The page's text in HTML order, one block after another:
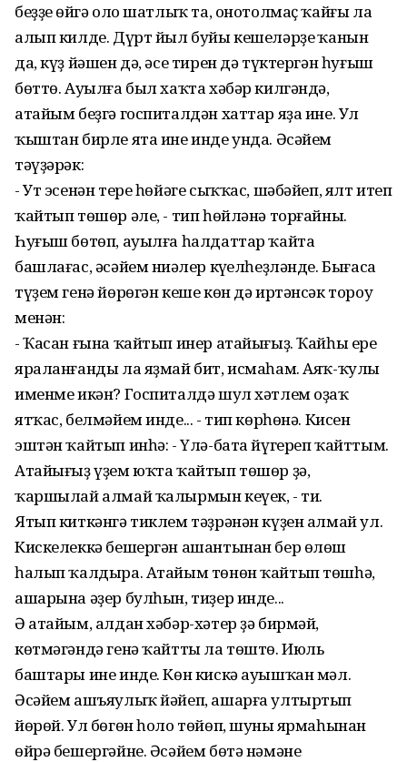
беҙҙең өйгә оло шатлыҡ та, онотолмаҫ ҡайғы ла
алып килде. Дүрт йыл буйы кешеләрҙең ҡанын
да, күҙ йәшен дә, әсе тирен дә түктергән һуғыш
бөттө. Ауылға был хаҡта хәбәр килгәндә,
атайым беҙгә госпиталдән хаттар яҙа ине. Ул
ҡыштан бирле ята ине инде унда. Әсәйем
тәүҙәрәк:
- Ут эсенән тере һөйәге сыҡҡас, шәбәйеп, ялт итеп
ҡайтып төшөр әле, - тип һөйләнә торғайны.
Һуғыш бөтөп, ауылға һалдаттар ҡайта
башлағас, әсәйем ниңәлер күңелһеҙләнде. Бығаса
түҙем генә йөрөгән кеше көн дә иртәнсәк тороу
менән:
- Ҡасан ғына ҡайтып инер атайығыҙ. Ҡайһы ере
яраланғанды ла яҙмай бит, исмаһам. Аяҡ-ҡулы
именме икән? Госпиталдә шул хәтлем оҙаҡ
ятҡас, белмәйем инде... - тип көрһөнә. Кисен
эштән ҡайтып инһә: - Үлә-бата йүгереп ҡайттым.
Атайығыҙ үҙем юҡта ҡайтып төшөр ҙә,
ҡаршылай алмай ҡалырмын кеүек, - ти.
Ятып киткәнгә тиклем тәҙрәнән күҙен алмай ул.
Кискелеккә бешергән ашантынан бер өлөш
һалып ҡалдыра. Атайым төнөн ҡайтып төшһә,
ашарына әҙер булһын, тиҙер инде...
Ә атайым, алдан хәбәр-хәтер ҙә бирмәй,
көтмәгәндә генә ҡайтты ла төштө. Июль
баштары ине инде. Көн кискә ауышҡан мәл.
Әсәйем ашъяулыҡ йәйеп, ашарға ултыртып
йөрөй. Ул бөгөн һоло төйөп, шуның ярмаһынан
өйрә бешергәйне. Әсәйем бөтә нәмәне